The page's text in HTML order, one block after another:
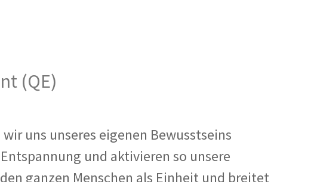
(QE)
uns unseres eigenen Bewusstseins
und aktivieren so unsere
ganzen Menschen als Einheit und breitet